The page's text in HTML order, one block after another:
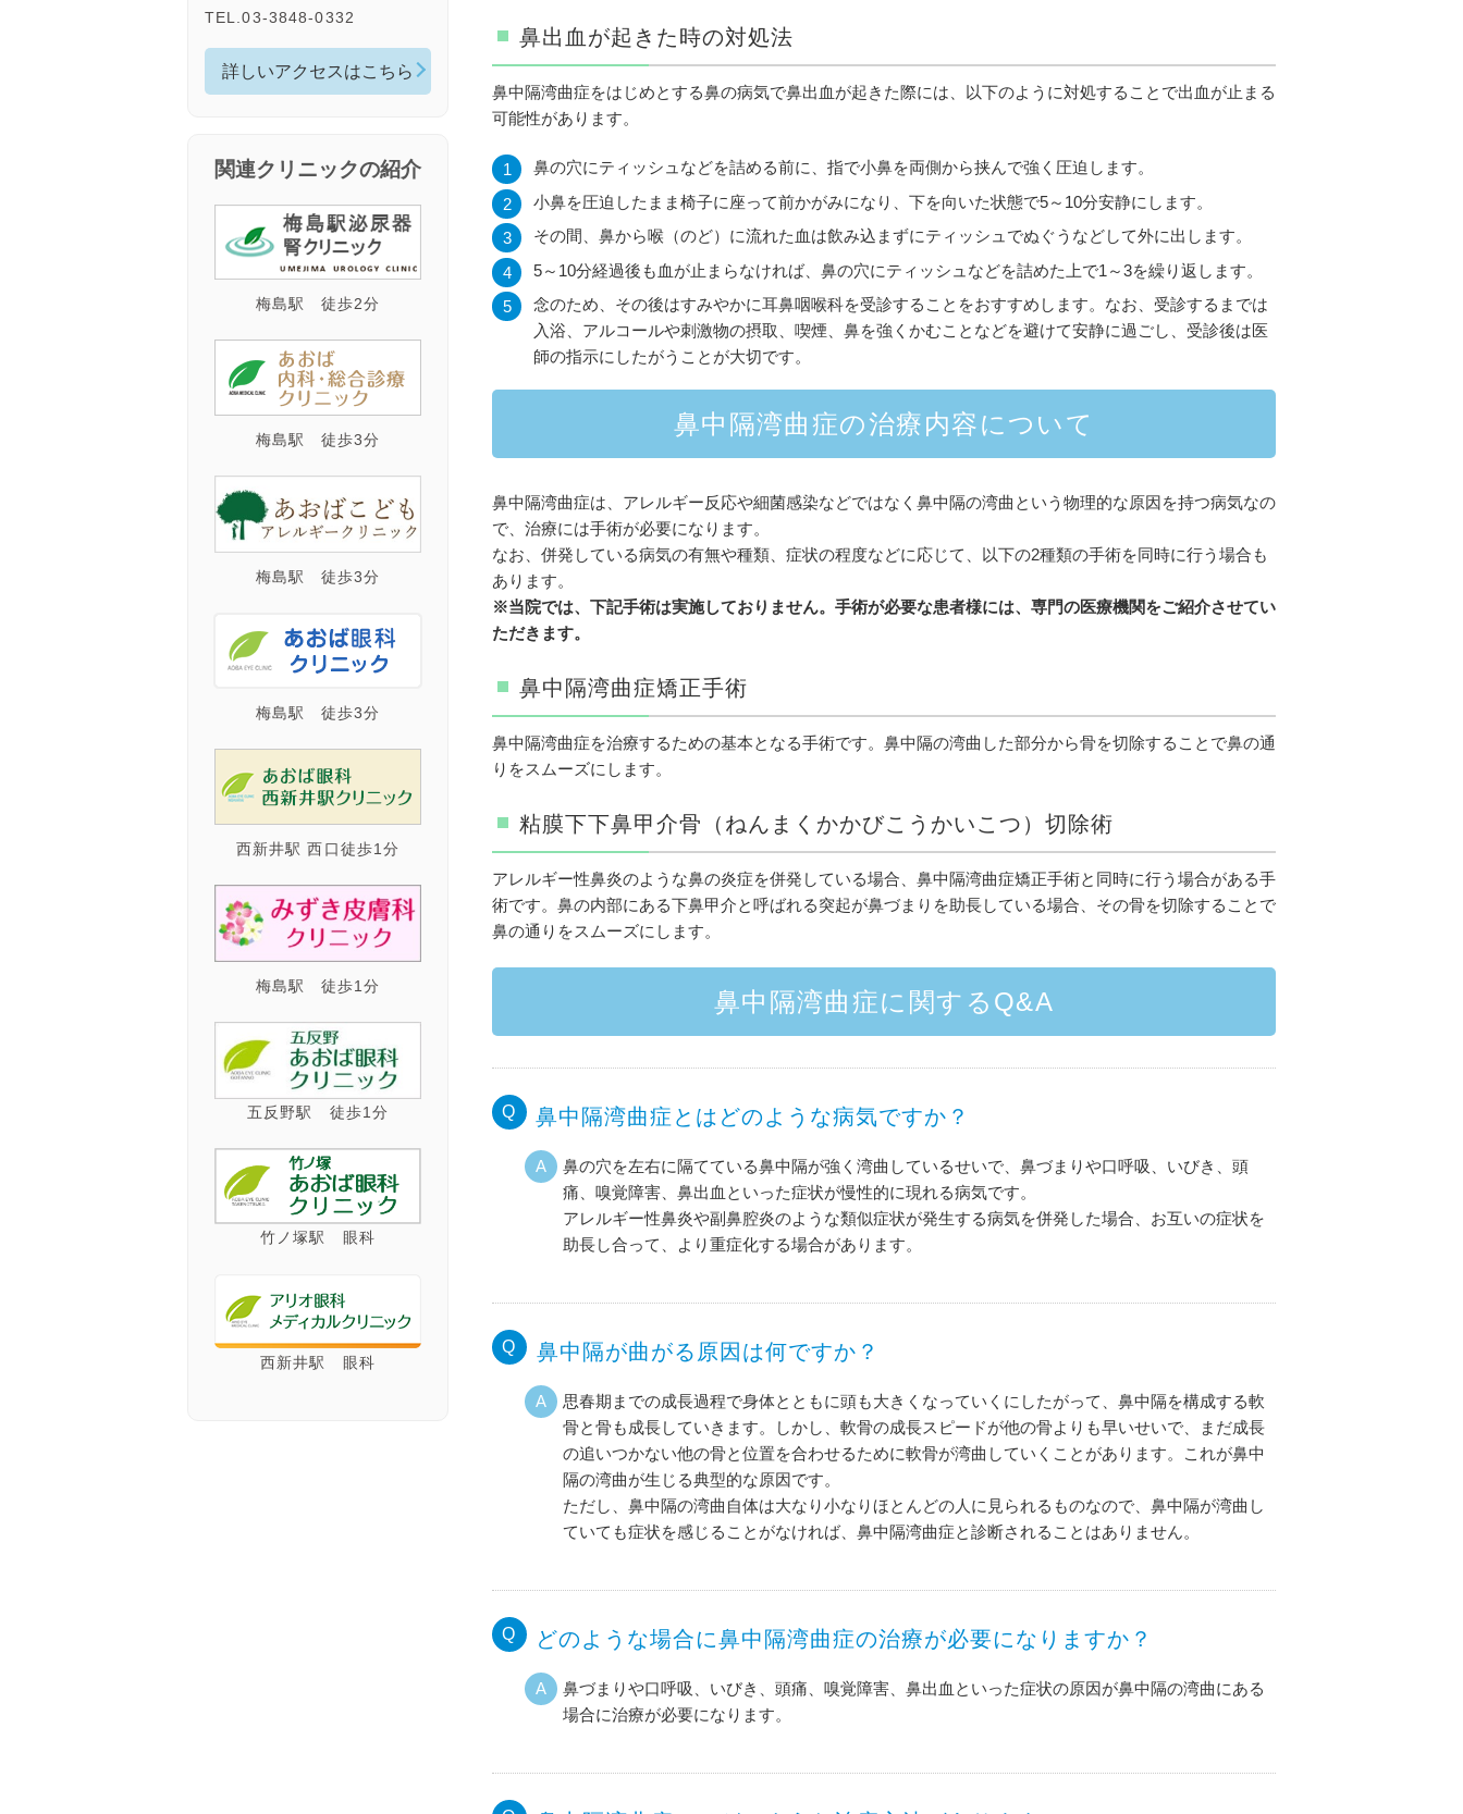
鼻出血が起きた時の対処法
鼻中隔湾曲症をはじめとする鼻の病気で鼻出血が起きた際には、以下のように対処することで出血が止まる
可能性があります。
鼻の穴にティッシュなどを詰める前に、指で小鼻を両側から挟んで強く圧迫します。
小鼻を圧迫したまま椅子に座って前かがみになり、下を向いた状態で5～10分安静にします。
その間、鼻から喉（のど）に流れた血は飲み込まずにティッシュでぬぐうなどして外に出します。
5～10分経過後も血が止まらなければ、鼻の穴にティッシュなどを詰めた上で1～3を繰り返します。
念のため、その後はすみやかに耳鼻咽喉科を受診することをおすすめします。なお、受診するまでは
入浴、アルコールや刺激物の摂取、喫煙、鼻を強くかむことなどを避けて安静に過ごし、受診後は医
師の指示にしたがうことが大切です。
鼻中隔湾曲症の治療内容について
鼻中隔湾曲症は、アレルギー反応や細菌感染などではなく鼻中隔の湾曲という物理的な原因を持つ病気なの
で、治療には手術が必要になります。
なお、併発している病気の有無や種類、症状の程度などに応じて、以下の2種類の手術を同時に行う場合も
あります。
※当院では、下記手術は実施しておりません。手術が必要な患者様には、専門の医療機関をご紹介させてい
ただきます。
鼻中隔湾曲症矯正手術
鼻中隔湾曲症を治療するための基本となる手術です。鼻中隔の湾曲した部分から骨を切除することで鼻の通
りをスムーズにします。
粘膜下下鼻甲介骨（ねんまくかかびこうかいこつ）切除術
アレルギー性鼻炎のような鼻の炎症を併発している場合、鼻中隔湾曲症矯正手術と同時に行う場合がある手
術です。鼻の内部にある下鼻甲介と呼ばれる突起が鼻づまりを助長している場合、その骨を切除することで
鼻の通りをスムーズにします。
鼻中隔湾曲症に関するQ&A
鼻中隔湾曲症とはどのような病気ですか？
鼻の穴を左右に隔てている鼻中隔が強く湾曲しているせいで、鼻づまりや口呼吸、いびき、頭
痛、嗅覚障害、鼻出血といった症状が慢性的に現れる病気です。
アレルギー性鼻炎や副鼻腔炎のような類似症状が発生する病気を併発した場合、お互いの症状を
助長し合って、より重症化する場合があります。
鼻中隔が曲がる原因は何ですか？
思春期までの成長過程で身体とともに頭も大きくなっていくにしたがって、鼻中隔を構成する軟
骨と骨も成長していきます。しかし、軟骨の成長スピードが他の骨よりも早いせいで、まだ成長
の追いつかない他の骨と位置を合わせるために軟骨が湾曲していくことがあります。これが鼻中
隔の湾曲が生じる典型的な原因です。
ただし、鼻中隔の湾曲自体は大なり小なりほとんどの人に見られるものなので、鼻中隔が湾曲し
ていても症状を感じることがなければ、鼻中隔湾曲症と診断されることはありません。
どのような場合に鼻中隔湾曲症の治療が必要になりますか？
鼻づまりや口呼吸、いびき、頭痛、嗅覚障害、鼻出血といった症状の原因が鼻中隔の湾曲にある
場合に治療が必要になります。
TEL.03-3848-0332
詳しいアクセスはこちら
関連クリニックの紹介
梅島駅 徒歩2分
梅島駅 徒歩3分
梅島駅 徒歩3分
梅島駅 徒歩3分
西新井駅 西口徒歩1分
梅島駅 徒歩1分
五反野駅 徒歩1分
竹ノ塚駅 眼科
西新井駅 眼科